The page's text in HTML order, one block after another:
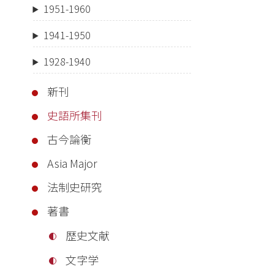
1951-1960
1941-1950
1928-1940
新刊
史語所集刊
古今論衡
Asia Major
法制史研究
著書
歴史文献
文字学